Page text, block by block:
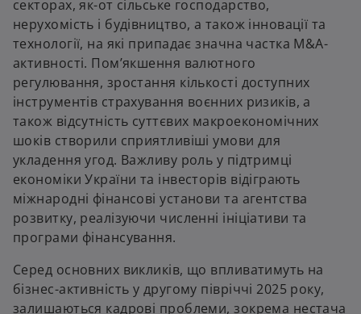
секторах, як-от сільське господарство,
нерухомість і будівництво, а також інновації та
технології, на які припадає значна частка M&A-
активності. Пом’якшення валютного
регулювання, зростання кількості доступних
інструментів страхування воєнних ризиків, а
також відсутність суттєвих макроекономічних
шоків створили сприятливіші умови для
укладення угод. Важливу роль у підтримці
економіки України та інвесторів відіграють
міжнародні фінансові установи та агентства
розвитку, реалізуючи численні ініціативи та
програми фінансування.
Серед основних викликів, що впливатимуть на
бізнес-активність у другому півріччі 2025 року,
залишаються кадрові проблеми, зокрема нестача